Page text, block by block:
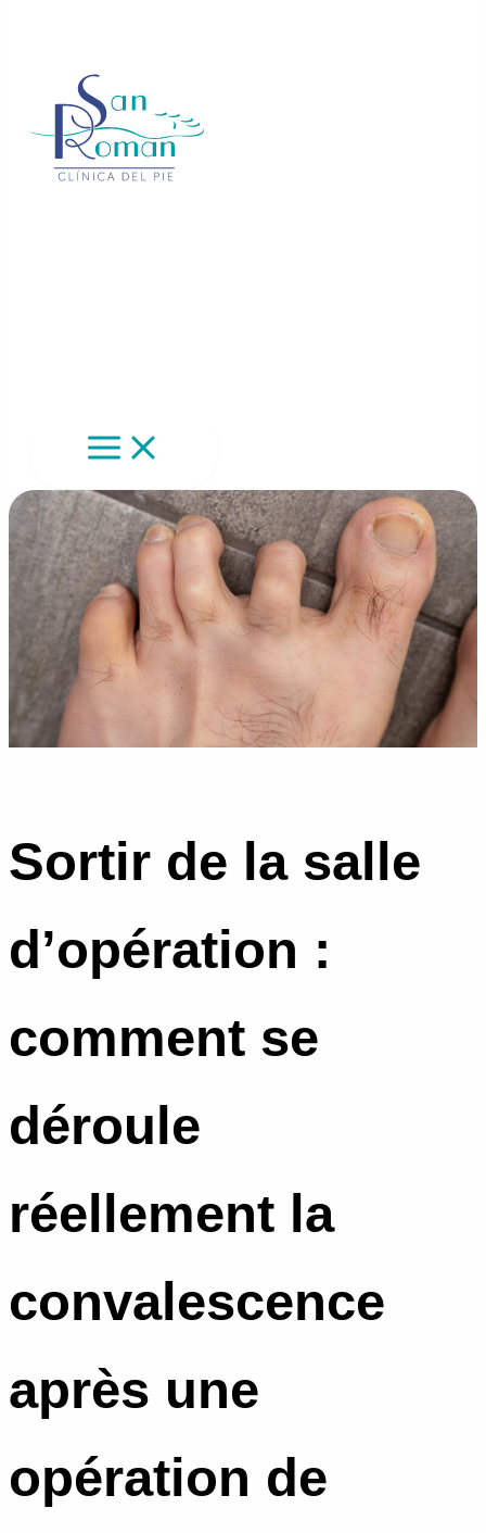
Sortir de la salle
d’opération :
comment se
déroule
réellement la
convalescence
après une
opération de